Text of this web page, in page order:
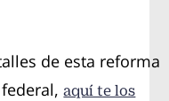
de esta reforma
federal,aquí te los